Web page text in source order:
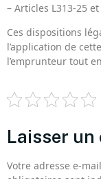
– Articles L313-25
Ces dispositions
l’application de
l’emprunteur tout
Laisser
Votre adresse e-